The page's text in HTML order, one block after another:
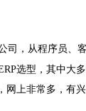
司，从程序员、
选型，其中大
网上非常多，有